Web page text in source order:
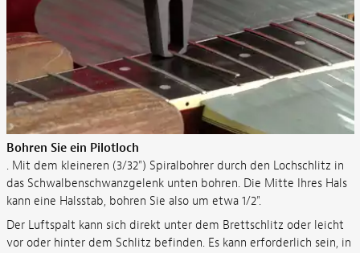
Bohren Sie ein Pilotloch
. Mit dem kleineren (3/32") Spiralbohrer durch den Lochschlitz in
das Schwalbenschwanzgelenk unten bohren. Die Mitte Ihres Hals
kann eine Halsstab, bohren Sie also um etwa 1/2".
Der Luftspalt kann sich direkt unter dem Brettschlitz oder leicht
vor oder hinter dem Schlitz befinden. Es kann erforderlich sein, in